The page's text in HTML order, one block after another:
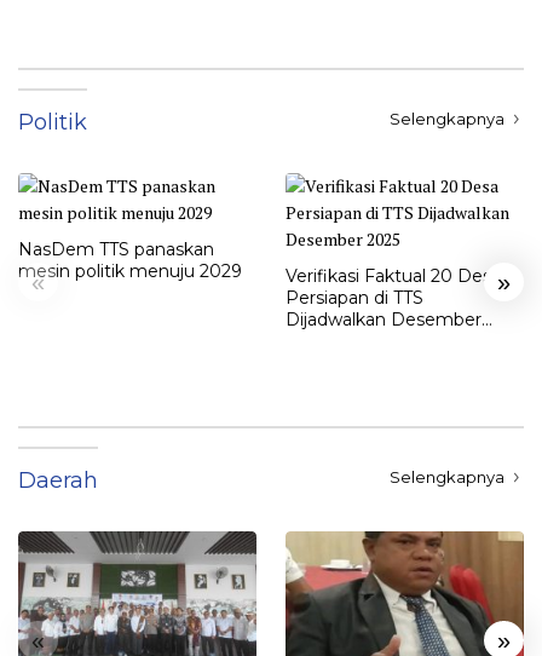
Politik Selengkapnya
« »
NasDem TTS panaskan
mesin politik menuju 2029
Verifikasi Faktual 20 Desa
Persiapan di TTS
Dijadwalkan Desember
Daerah Selengkapnya
« »